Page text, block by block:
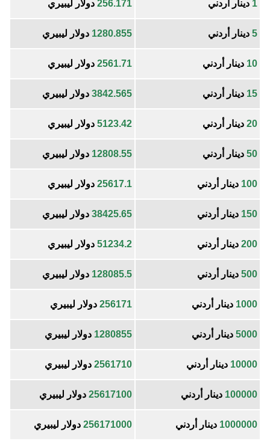
1 دينار أردني 256.171 دولار ليبيري
5 دينار أردني 1280.855 دولار ليبيري
10 دينار أردني 2561.71 دولار ليبيري
15 دينار أردني 3842.565 دولار ليبيري
20 دينار أردني 5123.42 دولار ليبيري
50 دينار أردني 12808.55 دولار ليبيري
100 دينار أردني 25617.1 دولار ليبيري
150 دينار أردني 38425.65 دولار ليبيري
200 دينار أردني 51234.2 دولار ليبيري
500 دينار أردني 128085.5 دولار ليبيري
1000 دينار أردني 256171 دولار ليبيري
5000 دينار أردني 1280855 دولار ليبيري
10000 دينار أردني 2561710 دولار ليبيري
100000 دينار أردني 25617100 دولار ليبيري
1000000 دينار أردني 256171000 دولار ليبيري